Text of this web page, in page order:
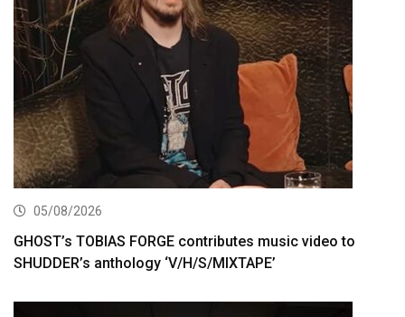
05/08/2026
GHOST’s TOBIAS FORGE contributes music video to
SHUDDER’s anthology ‘V/H/S/MIXTAPE’